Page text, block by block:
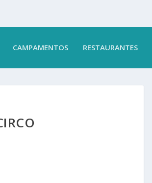
CAMPAMENTOS RESTAURANTES